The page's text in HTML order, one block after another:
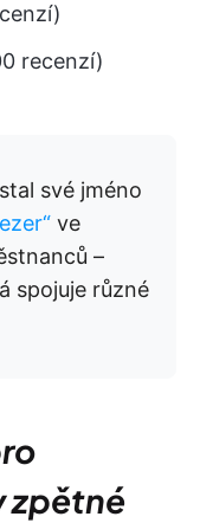
recenzí)
své jméno
ve
–
spojuje různé
zpětné